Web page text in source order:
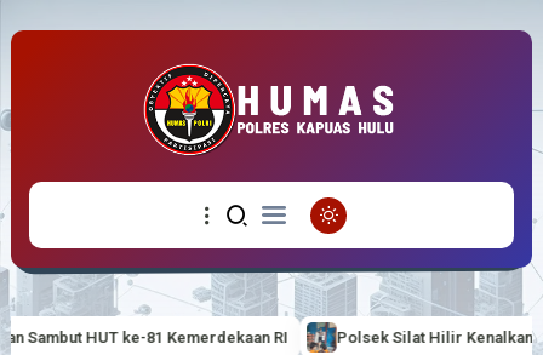
RI Polsek Silat Hilir Kenalkan Tertib Berlalu Lintas